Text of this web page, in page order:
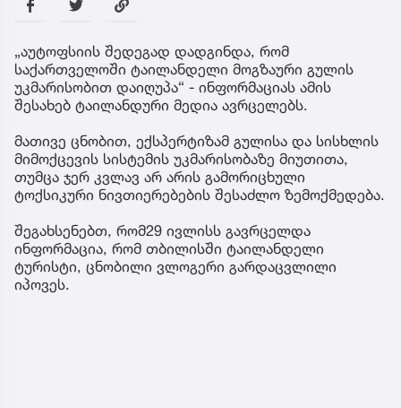
„აუტოფსიის შედეგად დადგინდა, რომ
საქართველოში ტაილანდელი მოგზაური გულის
უკმარისობით დაიღუპა“ - ინფორმაციას ამის
შესახებ ტაილანდური მედია ავრცელებს.
მათივე ცნობით, ექსპერტიზამ გულისა და სისხლის
მიმოქცევის სისტემის უკმარისობაზე მიუთითა,
თუმცა ჯერ კვლავ არ არის გამორიცხული
ტოქსიკური ნივთიერებების შესაძლო ზემოქმედება.
შეგახსენებთ, რომ29 ივლისს გავრცელდა
ინფორმაცია, რომ თბილისში ტაილანდელი
ტურისტი, ცნობილი ვლოგერი გარდაცვლილი
იპოვეს.